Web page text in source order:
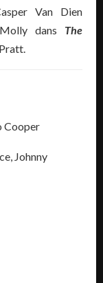
Van Dien
dans The
Cooper
Johnny